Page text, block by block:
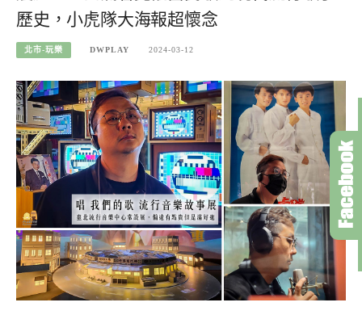
歷史，小虎隊大海報超懷念
北市-玩樂 DWPLAY 2024-03-12